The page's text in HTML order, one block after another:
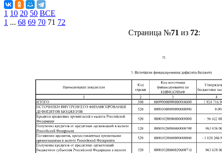
1 10 20 50 ВСЕ
1 ... 68 69 70 71 72
Страница №71 из 72: